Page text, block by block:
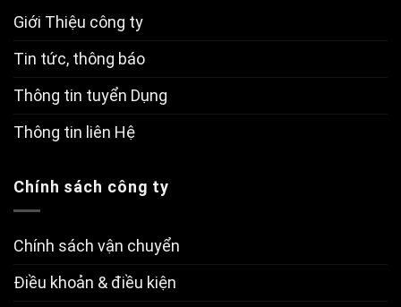
Giới Thiệu công ty
Tin tức, thông báo
Thông tin tuyển Dụng
Thông tin liên Hệ
Chính sách công ty
Chính sách vận chuyển
Điều khoản & điều kiện